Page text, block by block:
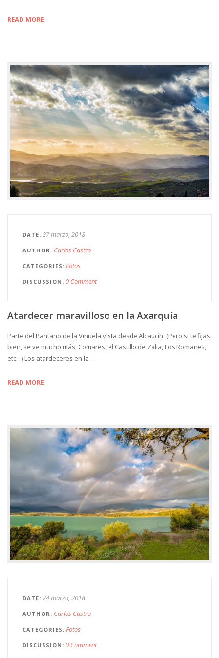
READ MORE
DATE 27 marzo, 2018
AUTHOR Carlos Castro
CATEGORIES Fotos
DISCUSSION 0 Comment
Atardecer maravilloso en la Axarquía
Parte del Pantano de la Viñuela vista desde Alcaucín. (Pero si te fijas
bien, se ve mucho más, Comares, el Castillo de Zalia, Los Romanes,
etc…) Los atardeceres en la …
READ MORE
DATE 24 marzo, 2018
AUTHOR Carlos Castro
CATEGORIES Fotos
DISCUSSION 0 Comment